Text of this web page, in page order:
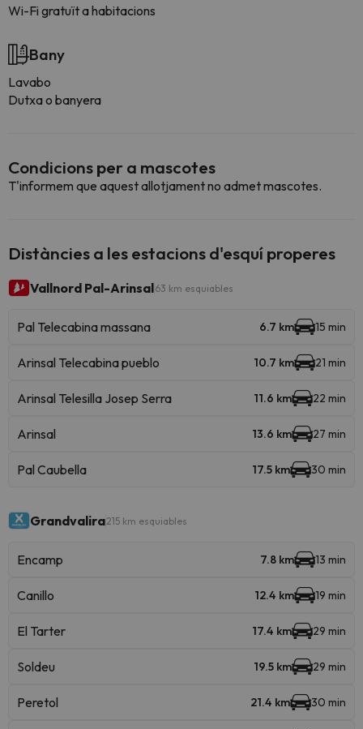
Wi-Fi gratuït a habitacions
Bany
Lavabo
Dutxa o banyera
Condicions per a mascotes
T'informem que aquest allotjament no admet mascotes.
Distàncies a les estacions d'esquí properes
Vallnord Pal-Arinsal63 km esquiables
Pal Telecabina massana 6.7 km 15 min
Arinsal Telecabina pueblo 10.7 km 21 min
Arinsal Telesilla Josep Serra 11.6 km 22 min
Arinsal 13.6 km 27 min
Pal Caubella 17.5 km 30 min
Grandvalira215 km esquiables
Encamp 7.8 km 13 min
Canillo 12.4 km 19 min
El Tarter 17.4 km 29 min
Soldeu 19.5 km 29 min
Peretol 21.4 km 30 min